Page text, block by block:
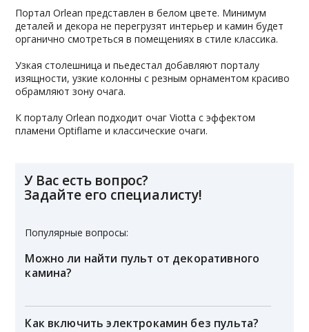
Портал Orlean представлен в белом цвете. Минимум
деталей и декора не перегрузят интерьер и камин будет
органично смотреться в помещениях в стиле классика.
Узкая столешница и пьедестал добавляют порталу
изящности, узкие колонны с резным орнаментом красиво
обрамляют зону очага.
К порталу Orlean подходит очаг Viotta с эффектом
пламени Optiflame и классические очаги.
У Вас есть вопрос?
Задайте его специалисту!
Популярные вопросы:
Можно ли найти пульт от декоративного
камина?
Как включить электрокамин без пульта?